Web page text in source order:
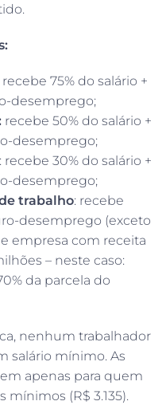
recebe 75% do salário +
desemprego;
recebe 50% do salário +
desemprego;
: recebe 30% do salário +
desemprego;
trabalho: recebe
desemprego (exceto
empresa com receita
– neste caso:
da parcela do
nenhum trabalhador
salário mínimo. As
apenas para quem
(R$ 3.135).